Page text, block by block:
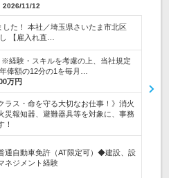
2026/11/12
た！ 本社／埼玉県さいたま市北区
【雇入れ直…
経験・スキルを考慮の上、当社規定
俸額の12分の1を毎月…
万円
ラス・命を守る大切なお仕事！》消火
災報知器、避難器具等を対象に、事務
！
通自動車免許（AT限定可）◆建設、設
ネジメント経験